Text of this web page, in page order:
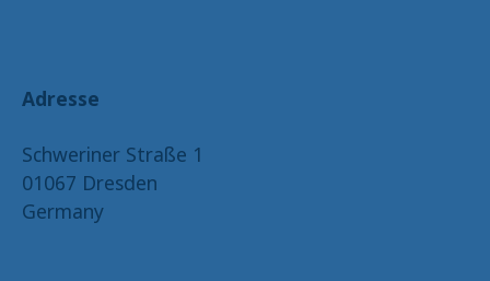
Adresse
Schweriner Straße 1
01067 Dresden
Germany